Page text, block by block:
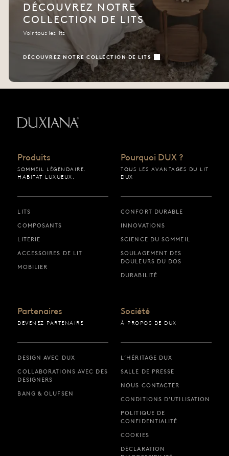
DÉCOUVREZ NOTRE
COLLECTION DE LITS
Voir tous les lits
DÉCOUVREZ NOTRE COLLECTION DE LITS
Produits
SOMMEIL LÉGENDAIRE.
HABITAT LUXUEUX.
LITS
COMPOSANTS
LITERIE
ACCESSOIRES DE LIT
MOBILIER
Pourquoi DUX ?
TOUS LES AVANTAGES DU LIT
DUX
CONFORT DURABLE
INNOVATIONS
SCIENCE DU SOMMEIL
SOULAGEMENT DES
DOULEURS DU DOS
DURABILITÉ
Partenaires
DEVENEZ PARTENAIRE
DESIGN AVEC DUX
COLLABORATIONS AVEC DES
DESIGNERS
BANG & OLUFSEN
Société
À PROPOS DE DUX
L’HÉRITAGE DUX
SALLE DE PRESSE
NOUS CONTACTER
CONDITIONS D’UTILISATION
POLITIQUE DE
CONFIDENTIALITÉ
COOKIES
DÉCLARATION